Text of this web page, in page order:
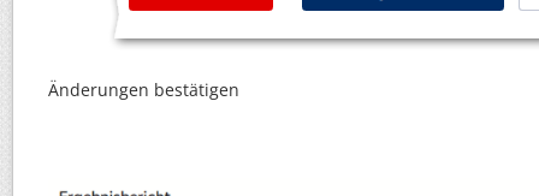
Änderungen bestätigen